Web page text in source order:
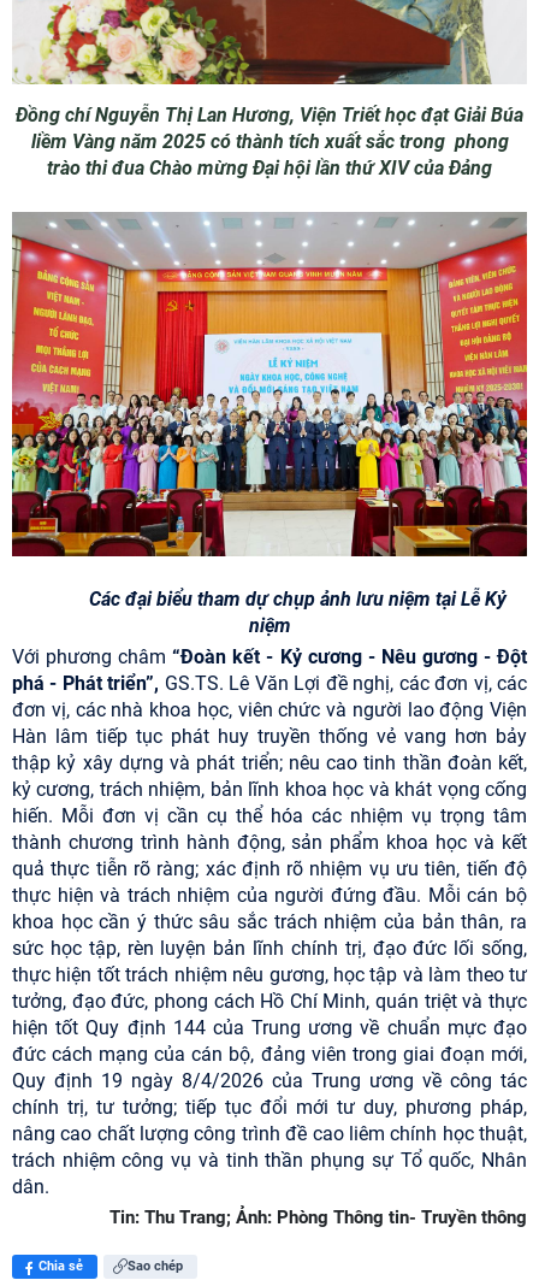
Đồng chí Nguyễn Thị Lan Hương, Viện Triết học đạt Giải Búa
liềm Vàng năm 2025 có thành tích xuất sắc trong phong
trào thi đua Chào mừng Đại hội lần thứ XIV của Đảng
Các đại biểu tham dự chụp ảnh lưu niệm tại Lễ Kỷ
niệm
Với phương châm“Đoàn kết - Kỷ cương - Nêu gương - Đột
phá - Phát triển”, GS.TS. Lê Văn Lợi đề nghị, các đơn vị, các
đơn vị, các nhà khoa học, viên chức và người lao động Viện
Hàn lâm tiếp tục phát huy truyền thống vẻ vang hơn bảy
thập kỷ xây dựng và phát triển; nêu cao tinh thần đoàn kết,
kỷ cương, trách nhiệm, bản lĩnh khoa học và khát vọng cống
hiến. Mỗi đơn vị cần cụ thể hóa các nhiệm vụ trọng tâm
thành chương trình hành động, sản phẩm khoa học và kết
quả thực tiễn rõ ràng; xác định rõ nhiệm vụ ưu tiên, tiến độ
thực hiện và trách nhiệm của người đứng đầu. Mỗi cán bộ
khoa học cần ý thức sâu sắc trách nhiệm của bản thân, ra
sức học tập, rèn luyện bản lĩnh chính trị, đạo đức lối sống,
thực hiện tốt trách nhiệm nêu gương, học tập và làm theo tư
tưởng, đạo đức, phong cách Hồ Chí Minh, quán triệt và thực
hiện tốt Quy định 144 của Trung ương về chuẩn mực đạo
đức cách mạng của cán bộ, đảng viên trong giai đoạn mới,
Quy định 19 ngày 8/4/2026 của Trung ương về công tác
chính trị, tư tưởng; tiếp tục đổi mới tư duy, phương pháp,
nâng cao chất lượng công trình đề cao liêm chính học thuật,
trách nhiệm công vụ và tinh thần phụng sự Tổ quốc, Nhân
dân.
Tin: Thu Trang; Ảnh: Phòng Thông tin- Truyền thông
Chia sẻ Sao chép